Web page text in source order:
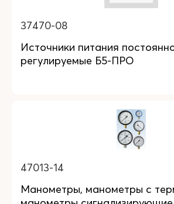
37470-08
Источники питания
регулируемые Б5-ПРО
47013-14
Манометры, манометры с